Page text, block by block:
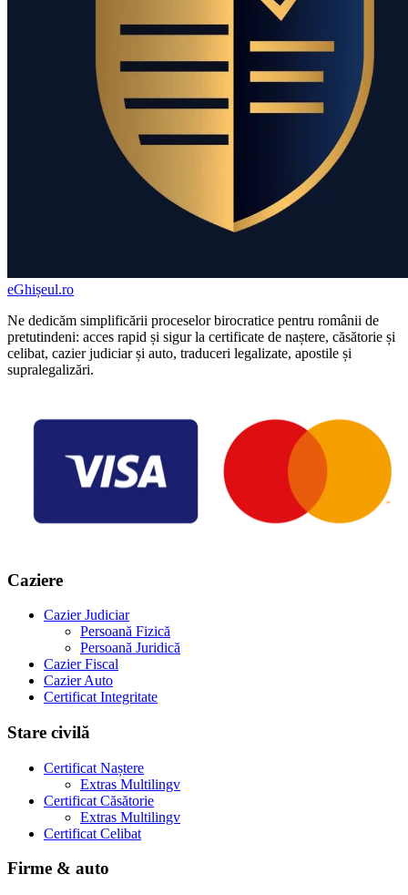
eGhișeul.ro
Ne dedicăm simplificării proceselor birocratice pentru românii de
pretutindeni: acces rapid și sigur la certificate de naștere, căsătorie și
celibat, cazier judiciar și auto, traduceri legalizate, apostile și
supralegalizări.
Caziere
Cazier Judiciar
Persoană Fizică
Persoană Juridică
Cazier Fiscal
Cazier Auto
Certificat Integritate
Stare civilă
Certificat Naștere
Extras Multilingv
Certificat Căsătorie
Extras Multilingv
Certificat Celibat
Firme & auto